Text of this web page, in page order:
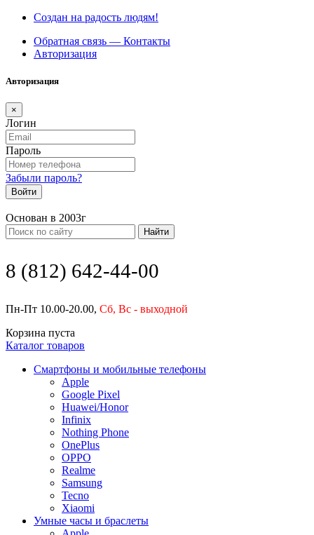
Создан на радость людям!
Обратная связь — Контакты
Авторизация
Авторизация
×
Логин
Пароль
Забыли пароль?
Войти
Основан в 2003г
Найти
8 (812) 642-44-00
Пн-Пт 10.00-20.00, Сб, Вс - выходной
Корзина пуста
Каталог товаров
Смартфоны и мобильные телефоны
Apple
Google Pixel
Huawei/Honor
Infinix
Nothing Phone
OnePlus
OPPO
Realme
Samsung
Tecno
Xiaomi
Умные часы и браслеты